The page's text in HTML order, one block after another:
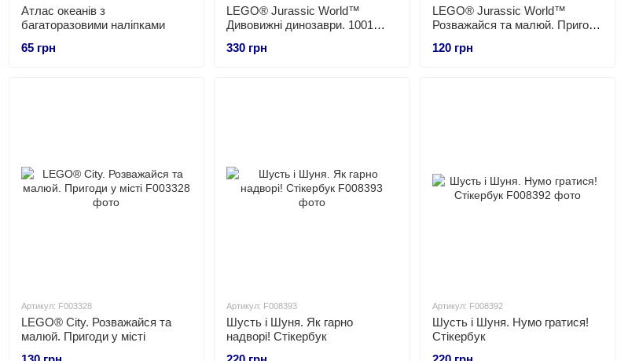
Атлас океанів з
багаторазовими наліпками
65 грн
LEGO® Jurassic World™
Дивовижні динозаври. 1001
330 грн
LEGO® Jurassic World™
Розважайся та малюй. Пригоди
120 грн
Артикул: F003328
LEGO® City. Розважайся та
малюй. Пригоди у місті
Артикул: F008393
Шусть і Шуня. Як гарно
надворі! Стікербук
Артикул: F008392
Шусть і Шуня. Нумо гратися!
Стікербук